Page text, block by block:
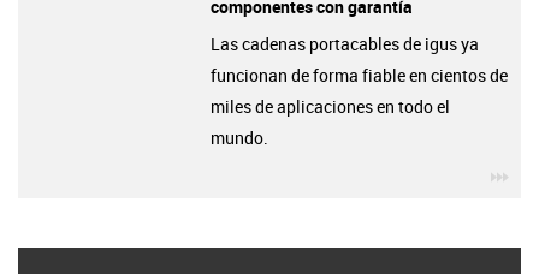
componentes con garantía
Las cadenas portacables de igus ya
funcionan de forma fiable en cientos de
miles de aplicaciones en todo el
mundo.